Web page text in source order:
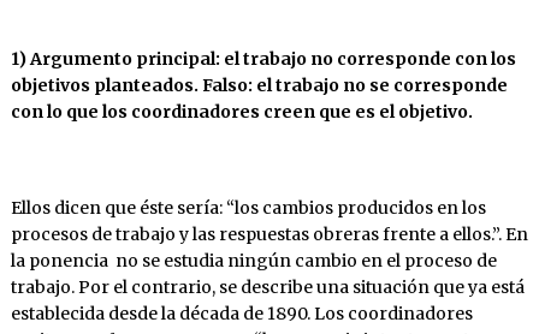
1) Argumento principal: el trabajo no corresponde con los
objetivos planteados. Falso: el trabajo no se corresponde
con lo que los coordinadores creen que es el objetivo.
Ellos dicen que éste sería: “los cambios producidos en los
procesos de trabajo y las respuestas obreras frente a ellos.”. En
la ponencia no se estudia ningún cambio en el proceso de
trabajo. Por el contrario, se describe una situación que ya está
establecida desde la década de 1890. Los coordinadores